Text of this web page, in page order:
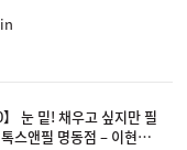
】 눈 밑! 채우고 싶지만 필
스앤필 명동점 – 이현정